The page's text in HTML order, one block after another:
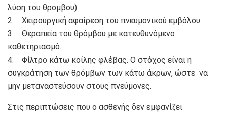
λύση του θρόμβου).
2. Χειρουργική αφαίρεση του πνευμονικού εμβόλου.
3. Θεραπεία του θρόμβου με κατευθυνόμενο
καθετηριασμό.
4. Φίλτρο κάτω κοίλης φλέβας. Ο στόχος είναι η
συγκράτηση των θρόμβων των κάτω άκρων, ώστε να
μην μεταναστεύσουν στους πνεύμονες.
Στις περιπτώσεις που ο ασθενής δεν εμφανίζει